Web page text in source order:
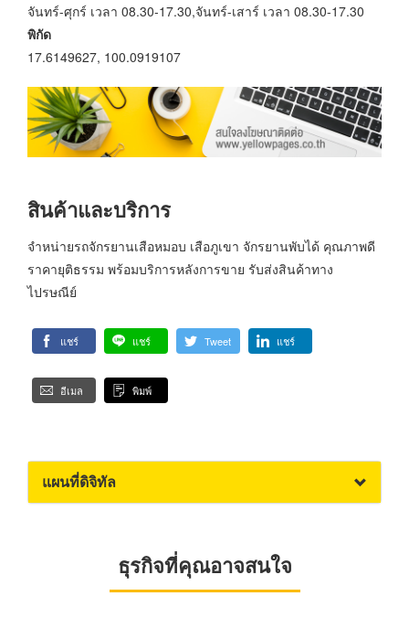
จันทร์-ศุกร์ เวลา 08.30-17.30,จันทร์-เสาร์ เวลา 08.30-17.30
พิกัด
17.6149627, 100.0919107
สินค้าและบริการ
จำหน่ายรถจักรยานเสือหมอบ เสือภูเขา จักรยานพับได้ คุณภาพดี
ราคายุติธรรม พร้อมบริการหลังการขาย รับส่งสินค้าทาง
ไปรษณีย์
แชร์ แชร์ Tweet แชร์
อีเมล พิมพ์
แผนที่ดิจิทัล
ธุรกิจที่คุณอาจสนใจ